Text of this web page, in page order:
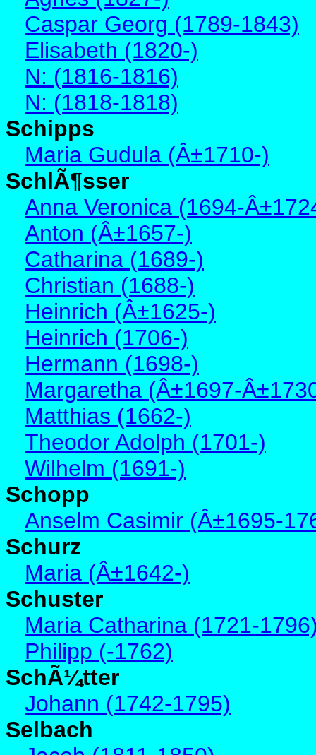
Caspar Georg (1789-1843)
Elisabeth (1820-)
N: (1816-1816)
N: (1818-1818)
Schipps
Maria Gudula (Â±1710-)
SchlÃ¶sser
Anna Veronica (1694-
Anton (Â±1657-)
Catharina (1689-)
Christian (1688-)
Heinrich (Â±1625-)
Heinrich (1706-)
Hermann (1698-)
Margaretha (Â±1697-
Matthias (1662-)
Theodor Adolph (1701-)
Wilhelm (1691-)
Schopp
Anselm Casimir (Â±1695-
Schurz
Maria (Â±1642-)
Schuster
Maria Catharina (1721-
Philipp (-1762)
SchÃ¼tter
Johann (1742-1795)
Selbach